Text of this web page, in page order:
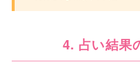
4. 占い結果